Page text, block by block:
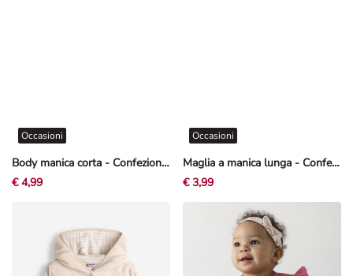
Body manica corta - Confezione da 3 pezzi
Occasioni
€ 4,99
Maglia a manica lunga - Confezione da 2 pezzi
Occasioni
€ 3,99